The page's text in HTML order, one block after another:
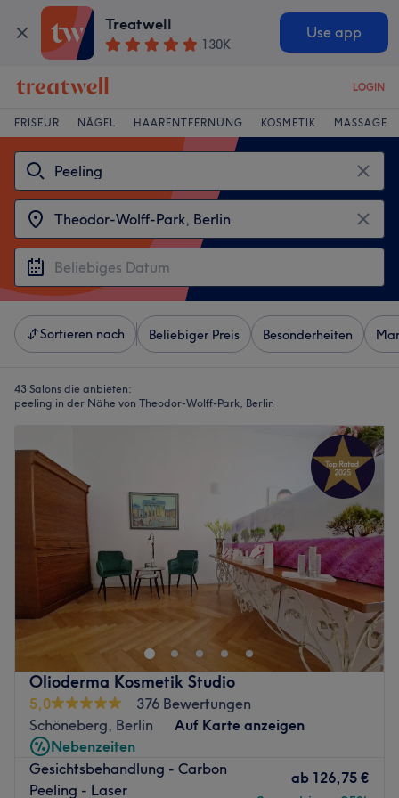
Treatwell
130K
Use app
LOGIN
FRISEUR NÄGEL HAARENTFERNUNG KOSMETIK MASSAGE
Sortieren nach Beliebiger Preis Besonderheiten
43 Salons die anbieten:
peeling in der Nähe von Theodor-Wolff-Park, Berlin
Olioderma Kosmetik Studio
5,0
376 Bewertungen
Schöneberg, Berlin
Auf Karte anzeigen
Nebenzeiten
Gesichtsbehandlung - Carbon
Peeling - Laser
ab 126,75 €